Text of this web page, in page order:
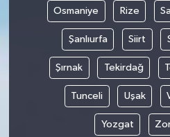
Osmaniye Rize
Şanlıurfa Siirt
Şırnak Tekirdağ
Tunceli Uşak
Yozgat